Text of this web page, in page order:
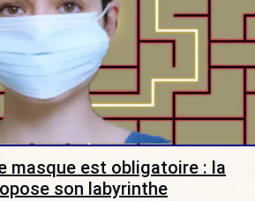
masque est obligatoire : la
son labyrinthe